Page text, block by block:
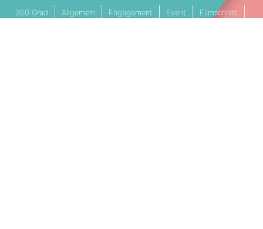
360 Grad Allgemein Engagement Event
Filmschnitt